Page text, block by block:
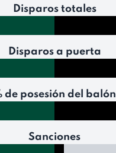
Disparos totales
Disparos a puerta
de posesión del balón
Sanciones